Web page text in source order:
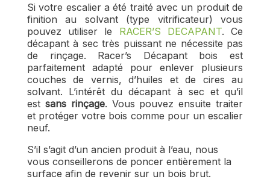
Si votre escalier a été traité avec un produit de
finition au solvant (type vitrificateur) vous
pouvez utiliser le RACER’S DECAPANT. Ce
décapant à sec très puissant ne nécessite pas
de rinçage. Racer’s Décapant bois est
parfaitement adapté pour enlever plusieurs
couches de vernis, d’huiles et de cires au
solvant. L’intérêt du décapant à sec et qu’il
est sans rinçage. Vous pouvez ensuite traiter
et protéger votre bois comme pour un escalier
neuf.
S’il s’agit d’un ancien produit à l’eau, nous
vous conseillerons de poncer entièrement la
surface afin de revenir sur un bois brut.